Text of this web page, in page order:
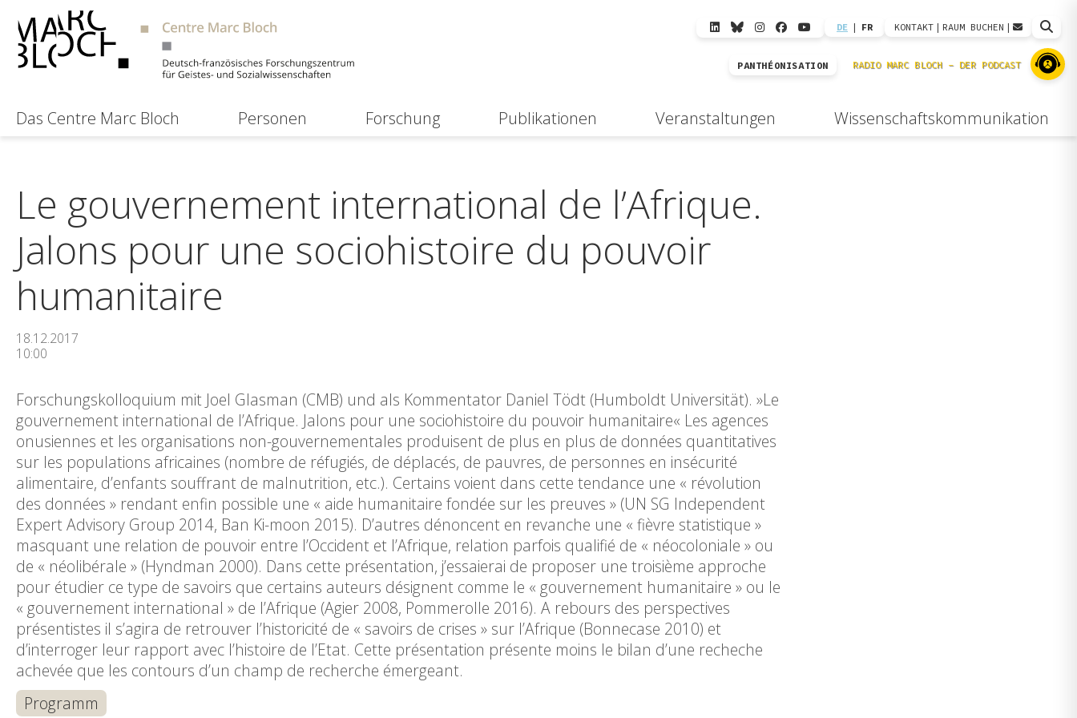
DE | FR KONTAKT | RAUM BUCHEN |
PANTHÉONISATION
Das Centre Marc Bloch Personen Forschung Publikationen Veranstaltungen Wissenschaftskommunikation
Le gouvernement international de l’Afrique.
Jalons pour une sociohistoire du pouvoir
humanitaire
18.12.2017
10:00
Forschungskolloquium mit Joel Glasman (CMB) und als Kommentator Daniel Tödt (Humboldt Universität). »Le
gouvernement international de l’Afrique. Jalons pour une sociohistoire du pouvoir humanitaire« Les agences
onusiennes et les organisations non-gouvernementales produisent de plus en plus de données quantitatives
sur les populations africaines (nombre de réfugiés, de déplacés, de pauvres, de personnes en insécurité
alimentaire, d’enfants souffrant de malnutrition, etc.). Certains voient dans cette tendance une « révolution
des données » rendant enfin possible une « aide humanitaire fondée sur les preuves » (UN SG Independent
Expert Advisory Group 2014, Ban Ki-moon 2015). D’autres dénoncent en revanche une « fièvre statistique »
masquant une relation de pouvoir entre l’Occident et l’Afrique, relation parfois qualifié de « néocoloniale » ou
de « néolibérale » (Hyndman 2000). Dans cette présentation, j’essaierai de proposer une troisième approche
pour étudier ce type de savoirs que certains auteurs désignent comme le « gouvernement humanitaire » ou le
« gouvernement international » de l’Afrique (Agier 2008, Pommerolle 2016). A rebours des perspectives
présentistes il s’agira de retrouver l’historicité de « savoirs de crises » sur l’Afrique (Bonnecase 2010) et
d’interroger leur rapport avec l’histoire de l’Etat. Cette présentation présente moins le bilan d’une recheche
achevée que les contours d’un champ de recherche émergeant.
Programm